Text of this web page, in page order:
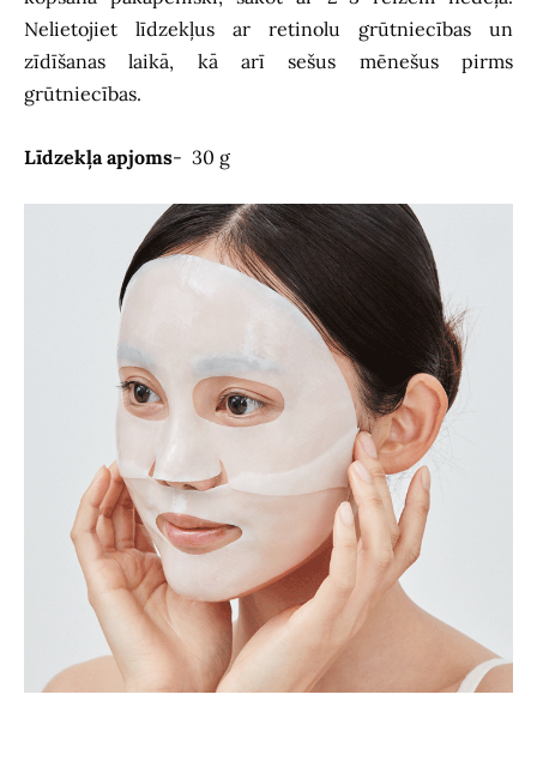
Nelietojiet līdzekļus ar retinolu grūtniecības un
zīdīšanas laikā, kā arī sešus mēnešus pirms
grūtniecības.
Līdzekļa apjoms- 30 g